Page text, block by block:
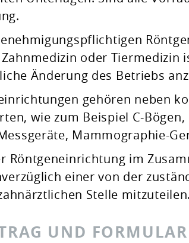
oder Tiermedizin
Änderung des Betriebs
gehören neben
wie zum Beispiel C-
Mammographie-
Röntgeneinrichtung im
einer von der
Stelle mitzuteilen.
UND